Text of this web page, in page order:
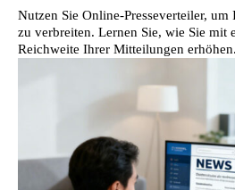
Nutzen Sie Online-Presseverteiler,
zu verbreiten. Lernen Sie, wie Sie mit
Reichweite Ihrer Mitteilungen erhöhen.